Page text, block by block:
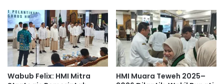
Wabub Felix: HMI Mitra
HMI Muara Teweh 2025–